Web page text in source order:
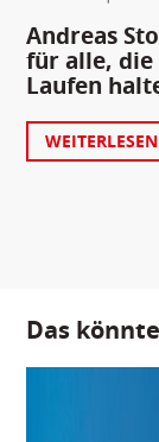
Andreas
für alle, die
Laufen
WEITERLESEN
Das